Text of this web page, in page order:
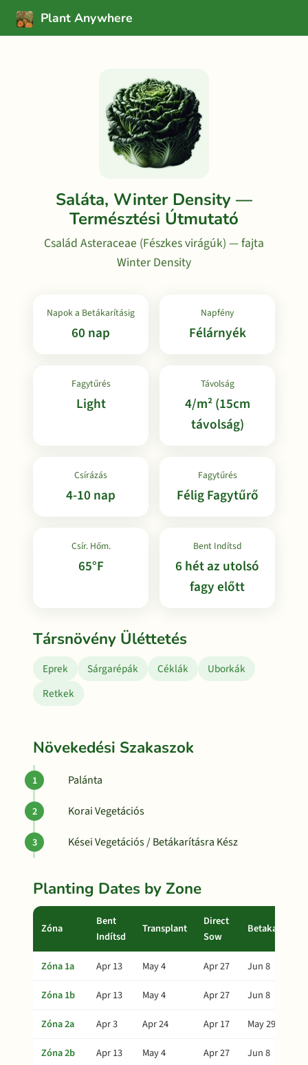
Plant Anywhere
Saláta, Winter Density —
Természtési Útmutató
Család Asteraceae (Fészkes virágúk) — fajta
Winter Density
Napok a Betákarításig
60 nap
Napfény
Félárnyék
Fagytűrés
Light
Távolság
4/m² (15cm
távolság)
Csírázás
4-10 nap
Fagytűrés
Félig Fagytűrő
Csír. Hőm.
65°F
Bent Indítsd
6 hét az utolsó
fagy előtt
Társnövény Üléttetés
Eprek Sárgarépák Céklák
Uborkák
Retkek
Növekedési Szakaszok
Palánta
Korai Vegetációs
Kései Vegetációs / Betákarításra Kész
Planting Dates by Zone
Zóna
Bent
Indítsd
Transplant
Direct
Sow
Betakarítás
Zóna 1a Apr 13 May 4 Apr 27
Jun 8
Zóna 1b
Apr 13 May 4 Apr 27
Jun 8
Zóna 2a
Apr 3 Apr 24 Apr 17
May 29
Zóna 2b
Apr 13 May 4 Apr 27
Jun 8